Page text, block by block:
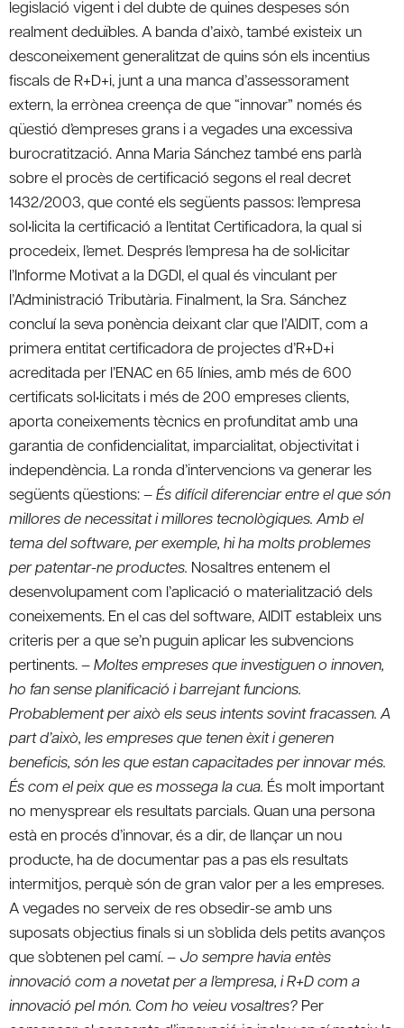
legislació vigent i del dubte de quines despeses són
realment deduïbles. A banda d’això, també existeix un
desconeixement generalitzat de quins són els incentius
fiscals de R+D+i, junt a una manca d’assessorament
extern, la errònea creença de que “innovar” només és
qüestió d’empreses grans i a vegades una excessiva
burocratització. Anna Maria Sánchez també ens parlà
sobre el procès de certificació segons el real decret
1432/2003, que conté els següents passos: l’empresa
sol•licita la certificació a l’entitat Certificadora, la qual si
procedeix, l’emet. Després l’empresa ha de sol•licitar
l’Informe Motivat a la DGDI, el qual és vinculant per
l’Administració Tributària. Finalment, la Sra. Sánchez
concluí la seva ponència deixant clar que l’AIDIT, com a
primera entitat certificadora de projectes d’R+D+i
acreditada per l’ENAC en 65 línies, amb més de 600
certificats sol•licitats i més de 200 empreses clients,
aporta coneixements tècnics en profunditat amb una
garantia de confidencialitat, imparcialitat, objectivitat i
independència. La ronda d’intervencions va generar les
següents qüestions: –És difícil diferenciar entre el que són
millores de necessitat i millores tecnològiques. Amb el
tema del software, per exemple, hi ha molts problemes
per patentar-ne productes. Nosaltres entenem el
desenvolupament com l’aplicació o materialització dels
coneixements. En el cas del software, AIDIT estableix uns
criteris per a que se’n puguin aplicar les subvencions
pertinents. –Moltes empreses que investiguen o innoven,
ho fan sense planificació i barrejant funcions.
Probablement per això els seus intents sovint fracassen. A
part d’això, les empreses que tenen èxit i generen
beneficis, són les que estan capacitades per innovar més.
És com el peix que es mossega la cua. És molt important
no menysprear els resultats parcials. Quan una persona
està en procés d’innovar, és a dir, de llançar un nou
producte, ha de documentar pas a pas els resultats
intermitjos, perquè són de gran valor per a les empreses.
A vegades no serveix de res obsedir-se amb uns
suposats objectius finals si un s’oblida dels petits avanços
que s’obtenen pel camí. – Jo sempre havia entès
innovació com a novetat per a l’empresa, i R+D com a
innovació pel món. Com ho veieu vosaltres? Per